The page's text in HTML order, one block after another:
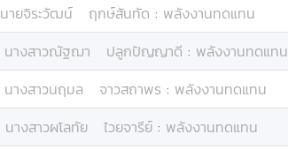
นายจิระวัฒน์ ฤกษ์สันทัด : พลังงานทดแทน
นางสาวณัฐฌา ปลูกปัญญาดี : พลังงานทดแทน
นางสาวนฤมล จาวสถาพร : พลังงานทดแทน
นางสาวผโลทัย ไวยจารีย์ : พลังงานทดแทน